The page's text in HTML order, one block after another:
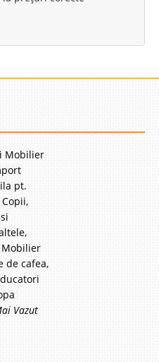
Mobilier
pt.
Mobilier
de cafea,
Vazut